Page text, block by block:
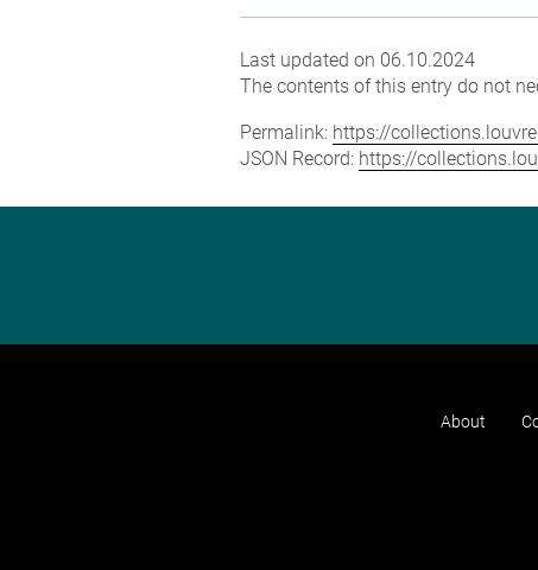
Last updated on 06.10.2024
The contents of this entry do not
Permalink: https://
JSON Record: https://
About